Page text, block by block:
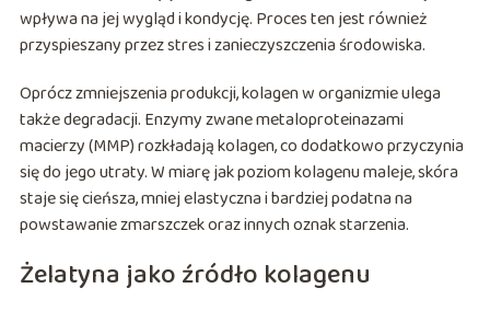
wpływa na jej wygląd i kondycję. Proces ten jest również
przyspieszany przez stres i zanieczyszczenia środowiska.
Oprócz zmniejszenia produkcji, kolagen w organizmie ulega
także degradacji. Enzymy zwane metaloproteinazami
macierzy (MMP) rozkładają kolagen, co dodatkowo przyczynia
się do jego utraty. W miarę jak poziom kolagenu maleje, skóra
staje się cieńsza, mniej elastyczna i bardziej podatna na
powstawanie zmarszczek oraz innych oznak starzenia.
Żelatyna jako źródło kolagenu